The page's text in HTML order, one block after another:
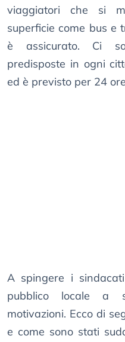
viaggiatori che si
superficie come bus e
è assicurato. Ci
predisposte in ogni
ed è previsto per 24
A spingere i
pubblico locale a
motivazioni. Ecco di
e come sono stati